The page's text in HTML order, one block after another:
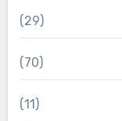
(29)
(70)
(11)